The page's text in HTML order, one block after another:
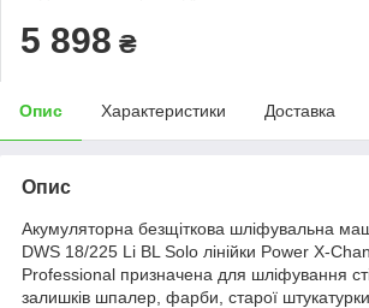
5 898 ₴
Опис Характеристики Доставка
Опис
Акумуляторна безщіткова шліфувальна
DWS 18/225 Li BL Solo лінійки Power X-
Professional призначена для шліфування
залишків шпалер, фарби, старої штукатурки